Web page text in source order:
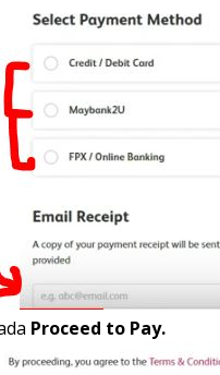
Proceed to Pay.